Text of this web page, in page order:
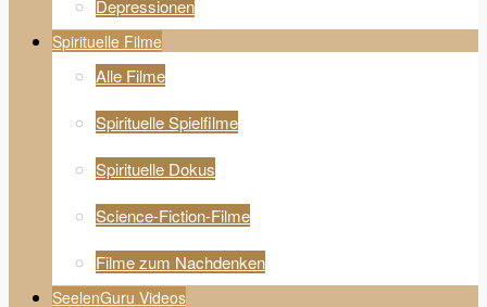
Depressionen
Spirituelle Filme
Alle Filme
Spirituelle Spielfilme
Spirituelle Dokus
Science-Fiction-Filme
Filme zum Nachdenken
SeelenGuru Videos